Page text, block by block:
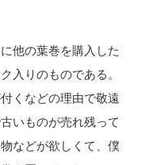
他の葉巻を購入した
入りのものである。
くなどの理由で敬遠
いものが売れ残って
などが欲しくて、僕